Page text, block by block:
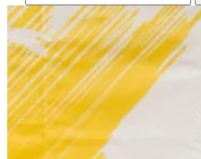
nach: